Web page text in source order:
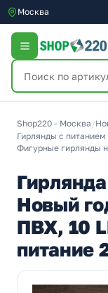
Москва
Shop220 - Москва /
Гирлянды с питанием
Фигурные гирлянды
Новый
ПВХ, 10
питание